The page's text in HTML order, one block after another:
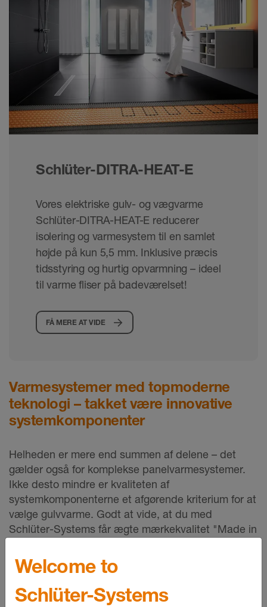
Schlüter-DITRA-HEAT-E
Vores elektriske gulv- og vægvarme
Schlüter-DITRA-HEAT-E reducerer
isolering og varmesystem til en samlet
højde på kun 5,5 mm. Inklusive præcis
tidsstyring og hurtig opvarmning – ideel
til varme fliser på badeværelset!
FÅ MERE AT VIDE
Varmesystemer med topmoderne
teknologi – takket være innovative
systemkomponenter
Helheden er mere end summen af delene – det
gælder også for komplekse panelvarmesystemer.
Ikke desto mindre er kvaliteten af
systemkomponenterne et afgørende kriterium for at
vælge gulvvarme. Godt at vide, at du med
Schlüter-Systems får ægte mærkekvalitet "Made in
Welcome to
Schlüter-Systems